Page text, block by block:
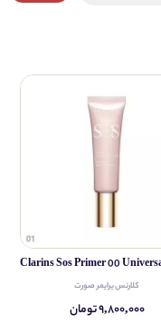
Clarins Sos Primer 00
کلارنس یرایمر صورت
۹,۸۰۰,۰۰۰ تومان